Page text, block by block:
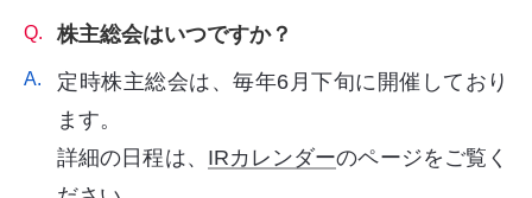
Q. 株主総会はいつですか？
A.
定時株主総会は、毎年6月下旬に開催しており
ます。
詳細の日程は、 IRカレンダーのページをご覧く